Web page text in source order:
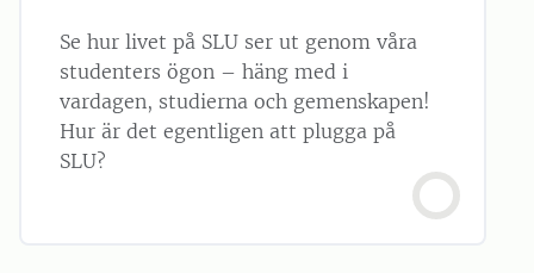
Se hur livet på SLU ser ut genom våra
studenters ögon – häng med i
vardagen, studierna och gemenskapen!
Hur är det egentligen att plugga på
SLU?